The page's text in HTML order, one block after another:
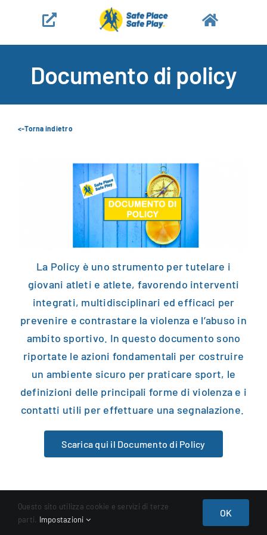
Documento di policy
<-Torna indietro
La Policy è uno strumento per tutelare i
giovani atleti e atlete, favorendo interventi
integrati, multidisciplinari ed efficaci per
prevenire e contrastare la violenza e l’abuso in
ambito sportivo. In questo documento sono
riportate le azioni fondamentali per costruire
un ambiente sicuro per praticare sport, le
definizioni delle principali forme di violenza e i
contatti utili per effettuare una segnalazione.
Scarica qui il Documento di Policy
Questo sito utilizza cookie e servizi di terze
parti. Impostazioni
OK